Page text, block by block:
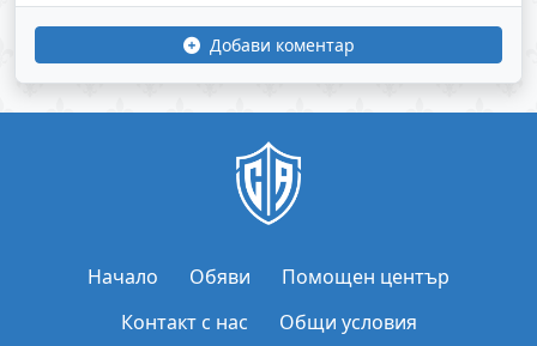
Добави коментар
Начало Обяви
Помощен център
Контакт с нас
Общи условия